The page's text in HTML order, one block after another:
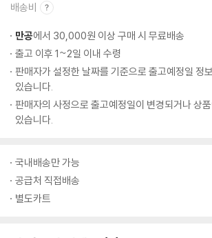
배송비
만공에서 30,000원 이상 구매 시 무료배송
출고 이후 1~2일 이내 수령
판매자가 설정한 날짜를 기준으로 출고예정일 정
있습니다.
판매자의 사정으로 출고예정일이 변경되거나 상
있습니다.
국내배송만 가능
공급처 직접배송
별도카트